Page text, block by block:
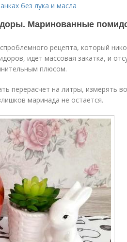
без лука и масла
Маринованные
рецепта, который
идет массовая закатка, и
плюсом.
перерасчет на литры, измерять
маринада не остается.